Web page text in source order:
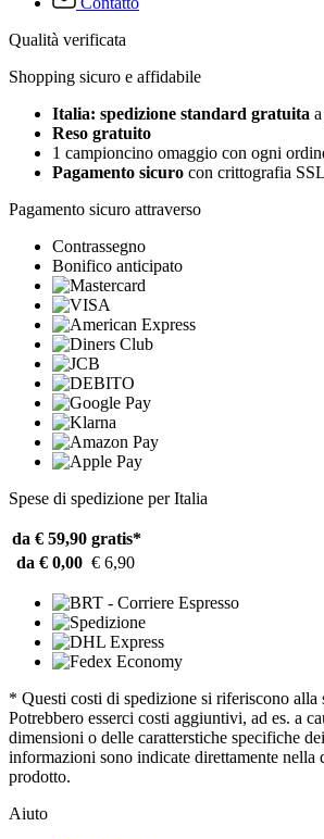
Qualità verificata
Shopping sicuro e affidabile
Italia: spedizione standard gratuita
Reso gratuito
1 campioncino omaggio con ogni
Pagamento sicuro con crittografia SSL
Pagamento sicuro attraverso
Contrassegno
Bonifico anticipato
Spese di spedizione per Italia
da € 59,90 gratis*
da € 0,00 € 6,90
* Questi costi di spedizione si riferiscono alla
Potrebbero esserci costi aggiuntivi, ad es. a
dimensioni o delle caratterstiche specifiche
informazioni sono indicate direttamente nella
prodotto.
Aiuto